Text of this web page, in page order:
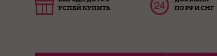
УСПЕЙ КУПИТЬ
ПО РФ И СНГ